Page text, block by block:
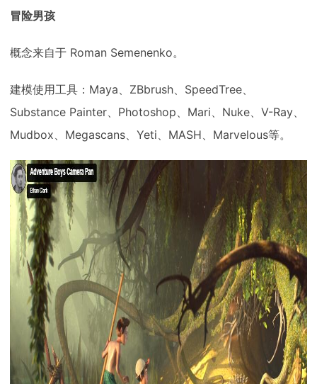
冒险男孩
概念来自于 Roman Semenenko。
建模使用工具：Maya、ZBbrush、SpeedTree、
Substance Painter、Photoshop、Mari、Nuke、V-Ray、
Mudbox、Megascans、Yeti、MASH、Marvelous等。